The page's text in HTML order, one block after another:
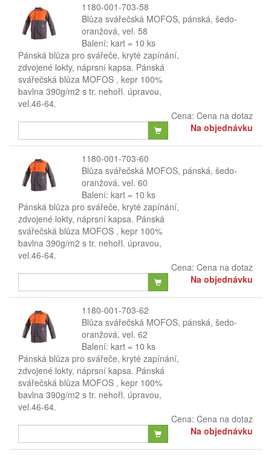
1180-001-703-58
Blůza svářečská MOFOS, pánská, šedo-
oranžová, vel. 58
Balení: kart = 10 ks
Pánská blůza pro svářeče, kryté zapínání,
zdvojené lokty, náprsní kapsa. Pánská
svářečská blůza MOFOS , kepr 100%
bavlna 390g/m2 s tr. nehořl. úpravou,
vel.46-64.
Cena: Cena na dotaz
Na objednávku
1180-001-703-60
Blůza svářečská MOFOS, pánská, šedo-
oranžová, vel. 60
Balení: kart = 10 ks
Pánská blůza pro svářeče, kryté zapínání,
zdvojené lokty, náprsní kapsa. Pánská
svářečská blůza MOFOS , kepr 100%
bavlna 390g/m2 s tr. nehořl. úpravou,
vel.46-64.
Cena: Cena na dotaz
Na objednávku
1180-001-703-62
Blůza svářečská MOFOS, pánská, šedo-
oranžová, vel. 62
Balení: kart = 10 ks
Pánská blůza pro svářeče, kryté zapínání,
zdvojené lokty, náprsní kapsa. Pánská
svářečská blůza MOFOS , kepr 100%
bavlna 390g/m2 s tr. nehořl. úpravou,
vel.46-64.
Cena: Cena na dotaz
Na objednávku